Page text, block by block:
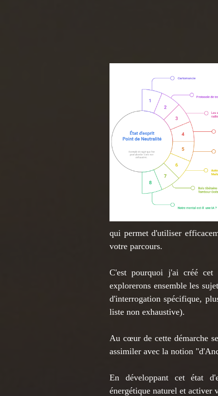
qui permet d'utiliser
votre parcours.
C'est pourquoi j'ai créé cet
explorerons ensemble les
d'interrogation spécifique,
liste non exhaustive).
Au cœur de cette démarche
assimiler avec la notion
En développant cet état
énergétique naturel et activer